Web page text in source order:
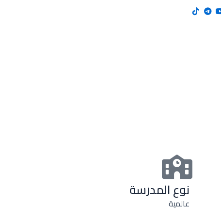
نوع المدرسة
عالمية